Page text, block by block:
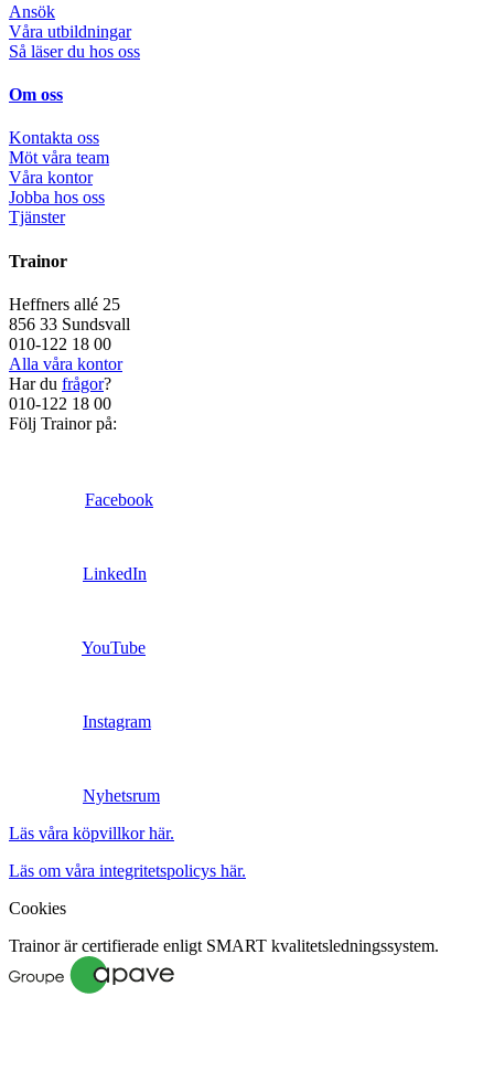
Ansök
Våra utbildningar
Så läser du hos oss
Om oss
Kontakta oss
Möt våra team
Våra kontor
Jobba hos oss
Tjänster
Trainor
Heffners allé 25
856 33 Sundsvall
010-122 18 00
Alla våra kontor
Har du frågor?
010-122 18 00
Följ Trainor på:
Facebook
LinkedIn
YouTube
Instagram
Nyhetsrum
Läs våra köpvillkor här.
Läs om våra integritetspolicys här.
Cookies
Trainor är certifierade enligt SMART kvalitetsledningssystem.